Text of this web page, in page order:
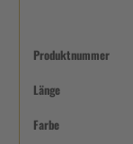
Produktnummer
Länge
Farbe